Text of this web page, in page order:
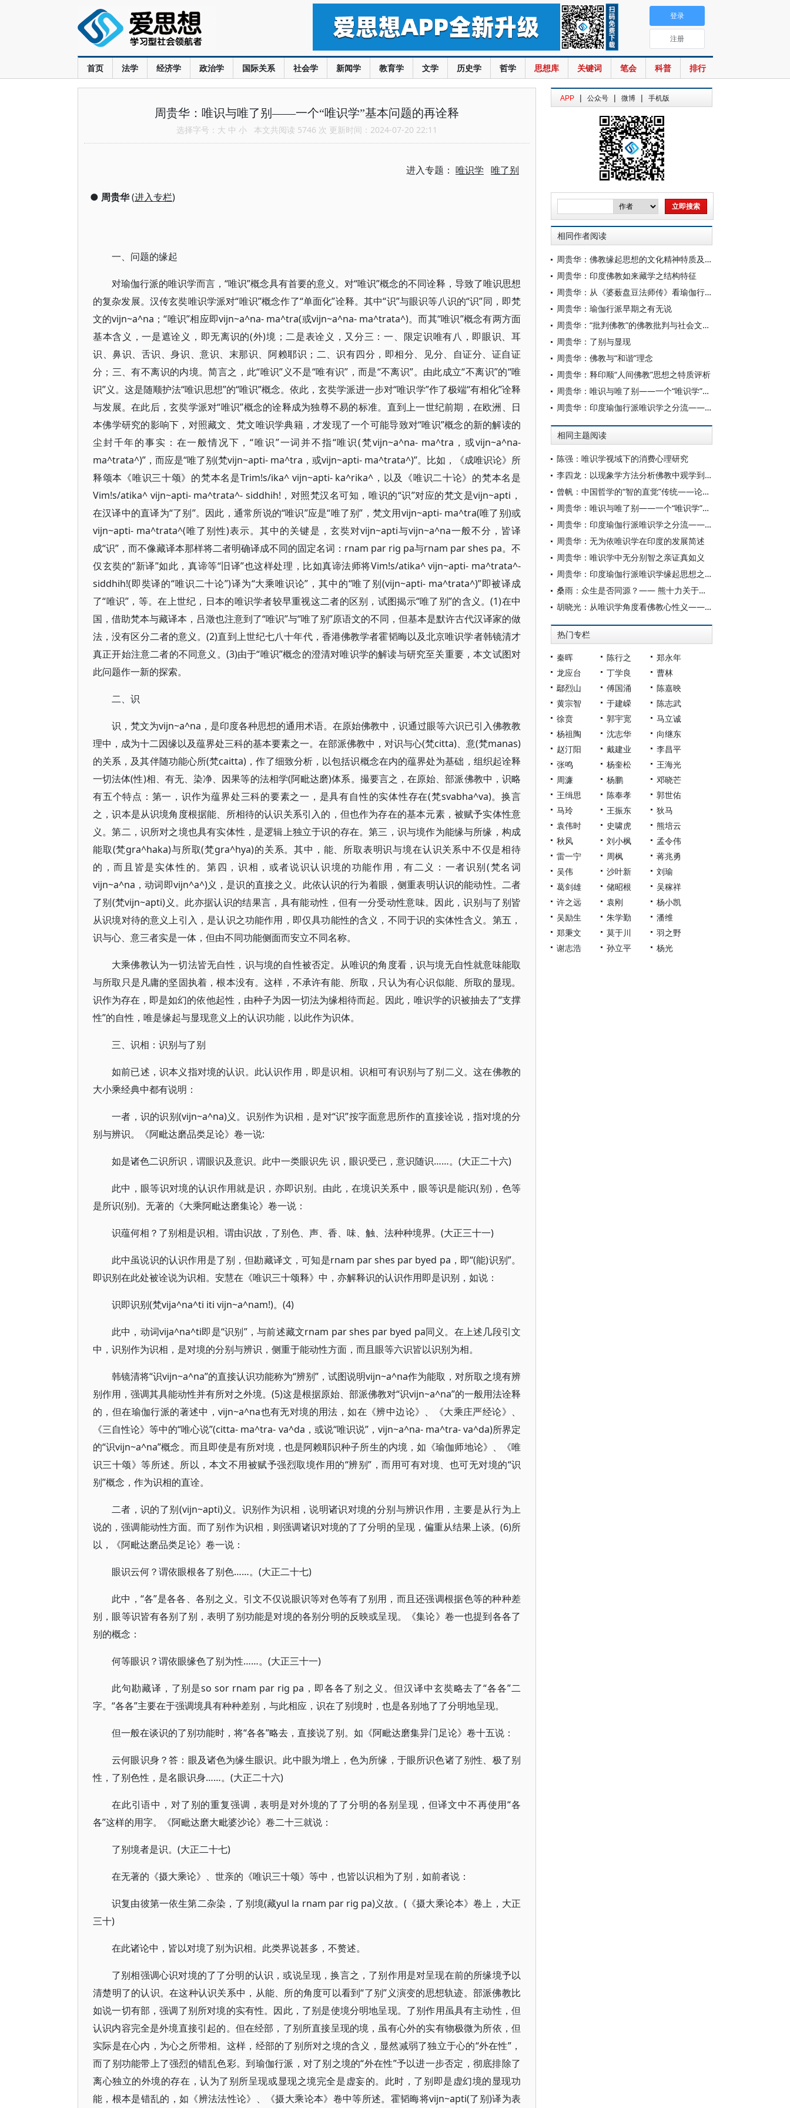
首页 法学 经济学 政治学 国际关系 社会学 新闻学 教育学 文学 历史学 哲学 思想库 关键词 笔会 科普 排行
登录
注册
周贵华：唯识与唯了别——一个“唯识学”基本问题的再诠释
选择字号： 大 中 小 本文共阅读 5746 次 更新时间：2024-07-20 22:11
进入专题： 唯识学 唯了别
● 周贵华(进入专栏)
一、问题的缘起
对瑜伽行派的唯识学而言，“唯识”概念具有首要的意义。对“唯识”概念的不同诠释，导致了唯识思想
的复杂发展。汉传玄奘唯识学派对“唯识”概念作了“单面化”诠释。其中“识”与眼识等八识的“识”同，即梵
文的vijn~a^na；“唯识”相应即vijn~a^na- ma^tra(或vijn~a^na- ma^trata^)。而其“唯识”概念有两方面
基本含义，一是遮诠义，即无离识的(外)境；二是表诠义，又分三：一、限定识唯有八，即眼识、耳
识、鼻识、舌识、身识、意识、末那识、阿赖耶识；二、识有四分，即相分、见分、自证分、证自证
分；三、有不离识的内境。简言之，此“唯识”义不是“唯有识”，而是“不离识”。由此成立“不离识”的“唯
识”义。这是随顺护法“唯识思想”的“唯识”概念。依此，玄奘学派进一步对“唯识学”作了极端“有相化”诠释
与发展。在此后，玄奘学派对“唯识”概念的诠释成为独尊不易的标准。直到上一世纪前期，在欧洲、日
本佛学研究的影响下，对照藏文、梵文唯识学典籍，才发现了一个可能导致对“唯识”概念的新的解读的
尘封千年的事实：在一般情况下，“唯识”一词并不指“唯识(梵vijn~a^na- ma^tra，或vijn~a^na-
ma^trata^)”，而应是“唯了别(梵vijn~apti- ma^tra，或vijn~apti- ma^trata^)”。比如，《成唯识论》所
释颂本《唯识三十颂》的梵本名是Trim!s/ika^ vijn~apti- ka^rika^，以及《唯识二十论》的梵本名是
Vim!s/atika^ vijn~apti- ma^trata^- siddhih!，对照梵汉名可知，唯识的“识”对应的梵文是vijn~apti，
在汉译中的直译为“了别”。因此，通常所说的“唯识”应是“唯了别”，梵文用vijn~apti- ma^tra(唯了别)或
vijn~apti- ma^trata^(唯了别性)表示。其中的关键是，玄奘对vijn~apti与vijn~a^na一般不分，皆译
成“识”，而不像藏译本那样将二者明确译成不同的固定名词：rnam par rig pa与rnam par shes pa。不
仅玄奘的“新译”如此，真谛等“旧译”也这样处理，比如真谛法师将Vim!s/atika^ vijn~apti- ma^trata^-
siddhih!(即奘译的“唯识二十论”)译为“大乘唯识论”，其中的“唯了别(vijn~apti- ma^trata^)”即被译成
了“唯识”，等。在上世纪，日本的唯识学者较早重视这二者的区别，试图揭示“唯了别”的含义。(1)在中
国，借助梵本与藏译本，吕澂也注意到了“唯识”与“唯了别”原语文的不同，但基本是默许古代汉译家的做
法，没有区分二者的意义。(2)直到上世纪七八十年代，香港佛教学者霍韬晦以及北京唯识学者韩镜清才
真正开始注意二者的不同意义。(3)由于“唯识”概念的澄清对唯识学的解读与研究至关重要，本文试图对
此问题作一新的探索。
二、识
识，梵文为vijn~a^na，是印度各种思想的通用术语。在原始佛教中，识通过眼等六识已引入佛教教
理中，成为十二因缘以及蕴界处三科的基本要素之一。在部派佛教中，对识与心(梵citta)、意(梵manas)
的关系，及其伴随功能心所(梵caitta)，作了细致分析，以包括识概念在内的蕴界处为基础，组织起诠释
一切法体(性)相、有无、染净、因果等的法相学(阿毗达磨)体系。撮要言之，在原始、部派佛教中，识略
有五个特点：第一，识作为蕴界处三科的要素之一，是具有自性的实体性存在(梵svabha^va)。换言
之，识本是从识境角度根据能、所相待的认识关系引入的，但也作为存在的基本元素，被赋予实体性意
义。第二，识所对之境也具有实体性，是逻辑上独立于识的存在。第三，识与境作为能缘与所缘，构成
能取(梵gra^haka)与所取(梵gra^hya)的关系。其中，能、所取表明识与境在认识关系中不仅是相待
的，而且皆是实体性的。第四，识相，或者说识认识境的功能作用，有二义：一者识别(梵名词
vijn~a^na，动词即vijn^a^)义，是识的直接之义。此依认识的行为着眼，侧重表明认识的能动性。二者
了别(梵vijn~apti)义。此亦据认识的结果言，具有能动性，但有一分受动性意味。因此，识别与了别皆
从识境对待的意义上引入，是认识之功能作用，即仅具功能性的含义，不同于识的实体性含义。第五，
识与心、意三者实是一体，但由不同功能侧面而安立不同名称。
大乘佛教认为一切法皆无自性，识与境的自性被否定。从唯识的角度看，识与境无自性就意味能取
与所取只是凡庸的坚固执着，根本没有。这样，不承许有能、所取，只认为有心识似能、所取的显现。
识作为存在，即是如幻的依他起性，由种子为因一切法为缘相待而起。因此，唯识学的识被抽去了“支撑
性”的自性，唯是缘起与显现意义上的认识功能，以此作为识体。
三、识相：识别与了别
如前已述，识本义指对境的认识。此认识作用，即是识相。识相可有识别与了别二义。这在佛教的
大小乘经典中都有说明：
一者，识的识别(vijn~a^na)义。识别作为识相，是对“识”按字面意思所作的直接诠说，指对境的分
别与辨识。《阿毗达磨品类足论》卷一说:
如是诸色二识所识，谓眼识及意识。此中一类眼识先 识，眼识受已，意识随识……。(大正二十六)
此中，眼等识对境的认识作用就是识，亦即识别。由此，在境识关系中，眼等识是能识(别)，色等
是所识(别)。无著的《大乘阿毗达磨集论》卷一说：
识蕴何相？了别相是识相。谓由识故，了别色、声、香、味、触、法种种境界。(大正三十一)
此中虽说识的认识作用是了别，但勘藏译文，可知是rnam par shes par byed pa，即“(能)识别”。
即识别在此处被诠说为识相。安慧在《唯识三十颂释》中，亦解释识的认识作用即是识别，如说：
识即识别(梵vija^na^ti iti vijn~a^nam!)。(4)
此中，动词vija^na^ti即是“识别”，与前述藏文rnam par shes par byed pa同义。在上述几段引文
中，识别作为识相，是对境的分别与辨识，侧重于能动性方面，而且眼等六识皆以识别为相。
韩镜清将“识vijn~a^na”的直接认识功能称为“辨别”，试图说明vijn~a^na作为能取，对所取之境有辨
别作用，强调其具能动性并有所对之外境。(5)这是根据原始、部派佛教对“识vijn~a^na”的一般用法诠释
的，但在瑜伽行派的著述中，vijn~a^na也有无对境的用法，如在《辨中边论》、《大乘庄严经论》、
《三自性论》等中的“唯心说”(citta- ma^tra- va^da，或说“唯识说”，vijn~a^na- ma^tra- va^da)所界定
的“识vijn~a^na”概念。而且即使是有所对境，也是阿赖耶识种子所生的内境，如《瑜伽师地论》、《唯
识三十颂》等所述。所以，本文不用被赋予强烈取境作用的“辨别”，而用可有对境、也可无对境的“识
别”概念，作为识相的直诠。
二者，识的了别(vijn~apti)义。识别作为识相，说明诸识对境的分别与辨识作用，主要是从行为上
说的，强调能动性方面。而了别作为识相，则强调诸识对境的了了分明的呈现，偏重从结果上谈。(6)所
以，《阿毗达磨品类足论》卷一说：
眼识云何？谓依眼根各了别色……。(大正二十七)
此中，“各”是各各、各别之义。引文不仅说眼识等对色等有了别用，而且还强调根据色等的种种差
别，眼等识皆有各别了别，表明了别功能是对境的各别分明的反映或呈现。《集论》卷一也提到各各了
别的概念：
何等眼识？谓依眼缘色了别为性……。(大正三十一)
此句勘藏译，了别是so sor rnam par rig pa，即各各了别之义。但汉译中玄奘略去了“各各”二
字。“各各”主要在于强调境具有种种差别，与此相应，识在了别境时，也是各别地了了分明地呈现。
但一般在谈识的了别功能时，将“各各”略去，直接说了别。如《阿毗达磨集异门足论》卷十五说：
云何眼识身？答：眼及诸色为缘生眼识。此中眼为增上，色为所缘，于眼所识色诸了别性、极了别
性，了别色性，是名眼识身……。(大正二十六)
在此引语中，对了别的重复强调，表明是对外境的了了分明的各别呈现，但译文中不再使用“各
各”这样的用字。《阿毗达磨大毗婆沙论》卷二十三就说：
了别境者是识。(大正二十七)
在无著的《摄大乘论》、世亲的《唯识三十颂》等中，也皆以识相为了别，如前者说：
识复由彼第一依生第二杂染，了别境(藏yul la rnam par rig pa)义故。(《摄大乘论本》卷上，大正
三十)
在此诸论中，皆以对境了别为识相。此类界说甚多，不赘述。
了别相强调心识对境的了了分明的认识，或说呈现，换言之，了别作用是对呈现在前的所缘境予以
清楚明了的认识。在这种认识关系中，从能、所的角度可以看到“了别”义演变的思想轨迹。部派佛教比
如说一切有部，强调了别所对境的实有性。因此，了别是使境分明地呈现。了别作用虽具有主动性，但
认识内容完全是外境直接引起的。但在经部，了别所直接呈现的境，虽有心外的实有物极微为所依，但
实际是在心内，为心之所带相。这样，经部的了别所对之境的含义，显然减弱了独立于心的“外在性”，
而了别功能带上了强烈的错乱色彩。到瑜伽行派，对了别之境的“外在性”予以进一步否定，彻底排除了
离心独立的外境的存在，认为了别所呈现或显现之境完全是虚妄的。此时，了别即是虚幻境的显现功
能，根本是错乱的，如《辨法法性论》、《摄大乘论本》卷中等所述。霍韬晦将vijn~apti(了别)译为表
APP | 公众号 | 微博 | 手机版
相同作者阅读
周贵华：佛教缘起思想的文化精神特质及其现实意义
周贵华：印度佛教如来藏学之结构特征
周贵华：从《婆薮盘豆法师传》看瑜伽行派三大师唯识著述的流出分期
周贵华：瑜伽行派早期之有无说
周贵华：“批判佛教”的佛教批判与社会文化批判
周贵华：了别与显现
周贵华：佛教与“和谐”理念
周贵华：释印顺“人间佛教”思想之特质评析
周贵华：唯识与唯了别——一个“唯识学”基本问题的再诠释
周贵华：印度瑜伽行派唯识学之分流——再谈无为依与有为依唯识学的区分
相同主题阅读
陈强：唯识学视域下的消费心理研究
李四龙：以现象学方法分析佛教中观学到唯识学的过渡
曾帆：中国哲学的“智的直觉”传统——论牟宗三形上学的唯识学基础
周贵华：唯识与唯了别——一个“唯识学”基本问题的再诠释
周贵华：印度瑜伽行派唯识学之分流——再谈无为依与有为依唯识学的区分
周贵华：无为依唯识学在印度的发展简述
周贵华：唯识学中无分别智之亲证真如义
周贵华：印度瑜伽行派唯识学缘起思想之特质
桑雨：众生是否同源？—— 熊十力关于此问题的思想转变及其原因探赜
胡晓光：从唯识学角度看佛教心性义——兼论无漏种子、佛性、如来藏与心性义的相关问题
热门专栏
秦晖 陈行之
郑永年
龙应台
丁学良
曹林
鄢烈山
傅国涌
陈嘉映
黄宗智
于建嵘
陈志武
徐贲
郭宇宽
马立诚
杨祖陶
沈志华
向继东
赵汀阳
戴建业
李昌平
张鸣
杨奎松
王海光
周濂
杨鹏
邓晓芒
王缉思
陈奉孝
郭世佑
马玲
王振东
狄马
袁伟时
史啸虎
熊培云
秋风
刘小枫
孟令伟
雷一宁
周枫
蒋兆勇
吴伟
沙叶新
刘瑜
葛剑雄
储昭根
吴稼祥
许之远
袁刚
杨小凯
吴励生
朱学勤
潘维
郑秉文
莫于川
羽之野
谢志浩
孙立平 杨光